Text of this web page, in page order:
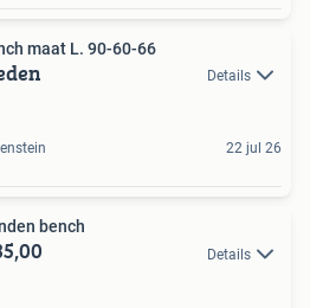
maat L. 90-60-66
Details
22 jul 26
bench
Details